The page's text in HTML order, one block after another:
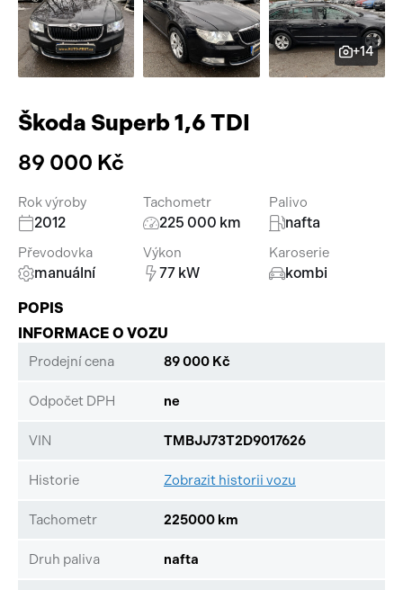
Pracovní stroje
Náhradní díly
Auto a život
Videa
+14
Škoda Superb 1,6 TDI
89 000 Kč
Rok výroby
2012
Tachometr
225 000 km
Palivo
nafta
Převodovka
manuální
Výkon
77 kW
Karoserie
kombi
POPIS
INFORMACE O VOZU
Prodejní cena 89 000 Kč
Odpočet DPH ne
VIN TMBJJ73T2D9017626
Historie Zobrazit historii vozu
Tachometr 225000 km
Druh paliva nafta